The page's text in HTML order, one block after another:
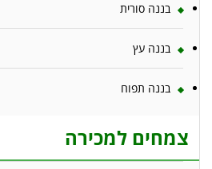
בננה סורית
בננה עץ
בננה תפוח
צמחים למכירה